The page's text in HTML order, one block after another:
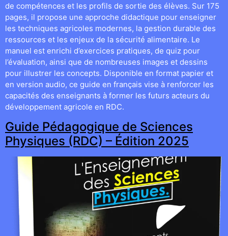
de compétences et les profils de sortie des élèves. Sur 175
pages, il propose une approche didactique pour enseigner
les techniques agricoles modernes, la gestion durable des
ressources et les enjeux de la sécurité alimentaire. Le
manuel est enrichi d’exercices pratiques, de quiz pour
l’évaluation, ainsi que de nombreuses images et dessins
pour illustrer les concepts. Disponible en format papier et
en version audio, ce guide en français vise à renforcer les
capacités des enseignants à former les futurs acteurs du
développement agricole en RDC.
Guide Pédagogique de Sciences
Physiques (RDC) – Édition 2025